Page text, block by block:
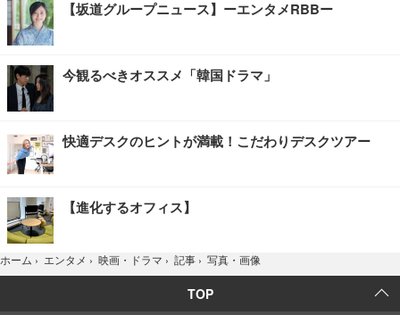
【坂道グループニュース】ーエンタメRBBー
今観るべきオススメ「韓国ドラマ」
快適デスクのヒントが満載！こだわりデスクツアー
【進化するオフィス】
ホーム › エンタメ › 映画・ドラマ › 記事 › 写真・画像
TOP